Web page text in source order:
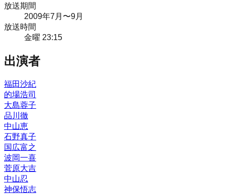
放送期間
2009年7月 〜9月
放送時間
金曜 23:15
出演者
福田沙紀
的場浩司
大島蓉子
品川徹
中山恵
石野真子
国広富之
波岡一喜
菅原大吉
中山忍
神保悟志